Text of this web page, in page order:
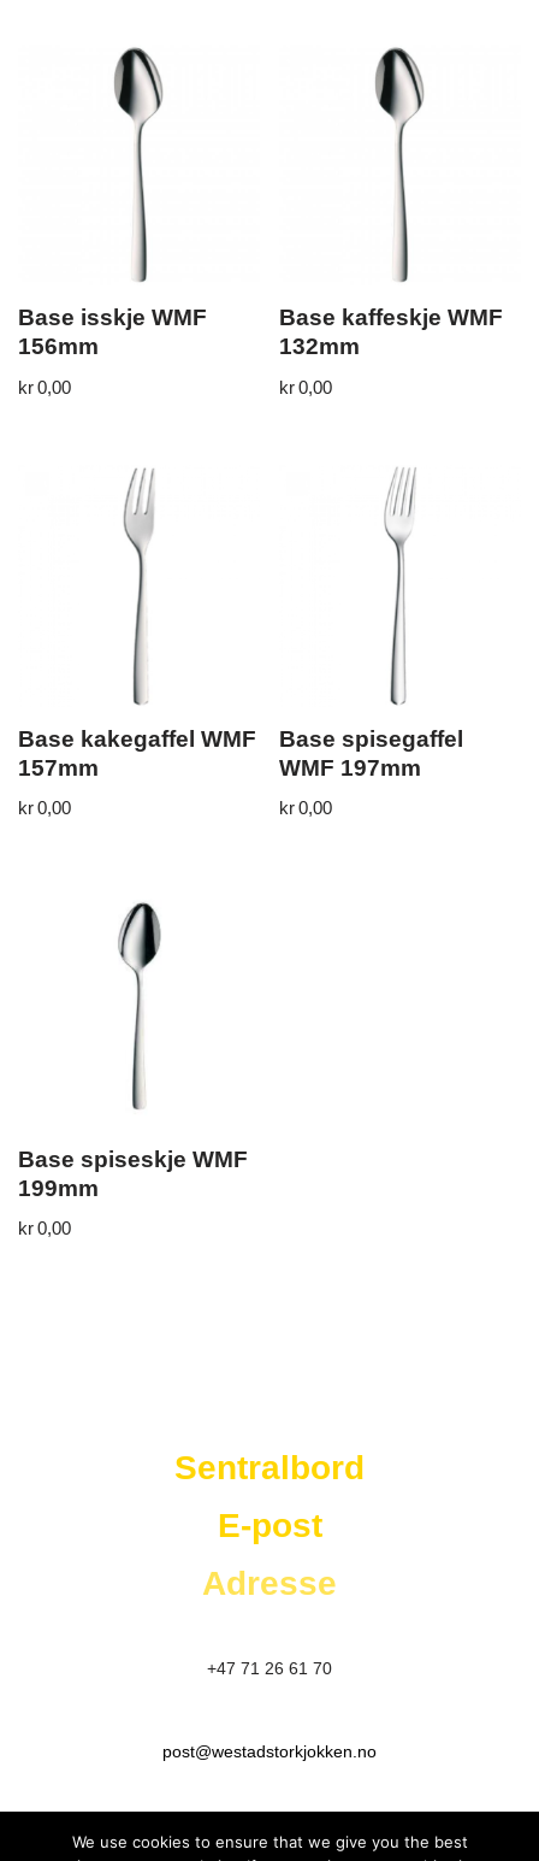
Base isskje WMF
156mm
kr0,00
Base kaffeskje WMF
132mm
kr0,00
Base kakegaffel WMF
157mm
kr0,00
Base spisegaffel
WMF 197mm
kr0,00
Base spiseskje WMF
199mm
kr0,00
Sentralbord
E-post
Adresse
+47 71 26 61 70
post@westadstorkjokken.no
Elnesvågen: Tornesvegen 241 6440 Elnesvågen
We use cookies to ensure that we give you the best